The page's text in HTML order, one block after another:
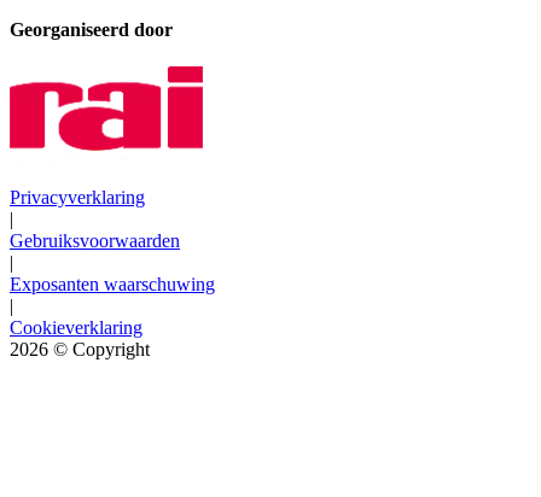
Georganiseerd door
Privacyverklaring
|
Gebruiksvoorwaarden
|
Exposanten waarschuwing
|
Cookieverklaring
2026 © Copyright